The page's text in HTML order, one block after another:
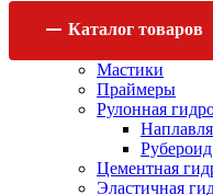
Каталог товаров
Мастики
Праймеры
Рулонная
Рубероид
Цементная
Эластичная